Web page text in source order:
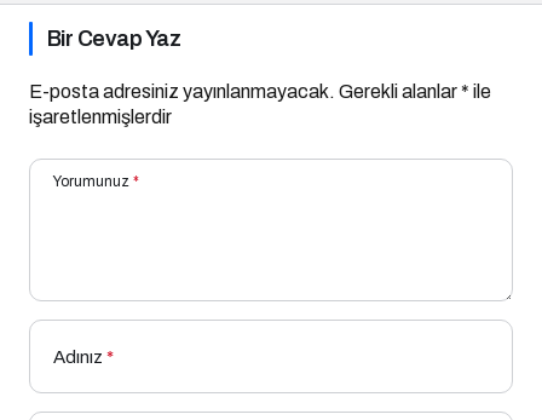
Bir Cevap Yaz
E-posta adresiniz yayınlanmayacak. Gerekli alanlar* ile
işaretlenmişlerdir
Yorumunuz *
Adınız *